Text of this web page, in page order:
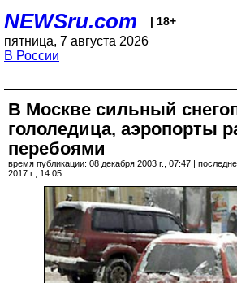
NEWSru.com | 18+
пятница, 7 августа 2026
В России
В Москве сильный
гололедица, аэропорты
перебоями
время публикации: 08 декабря 2003 г., 07:47 |
2017 г., 14:05